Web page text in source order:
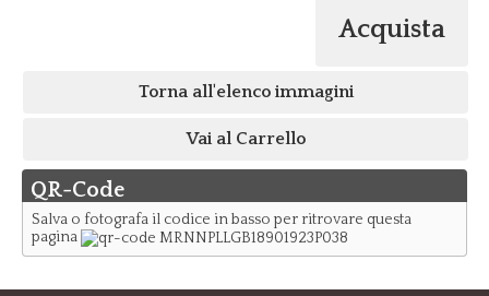
Acquista
Torna all'elenco immagini
Vai al Carrello
QR-Code
Salva o fotografa il codice in basso per ritrovare questa
pagina